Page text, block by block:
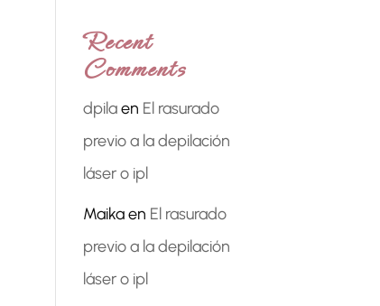
Recent
Comments
dpilaen El rasurado
previo a la depilación
láser o ipl
Maikaen El rasurado
previo a la depilación
láser o ipl